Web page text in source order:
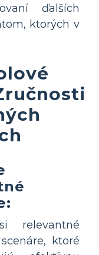
ďalších
ktorých v
relevantné
ktoré